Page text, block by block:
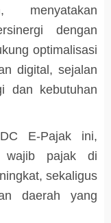
menyatakan
dengan
optimalisasi
digital, sejalan
dan kebutuhan
E-Pajak ini,
wajib pajak di
sekaligus
daerah yang